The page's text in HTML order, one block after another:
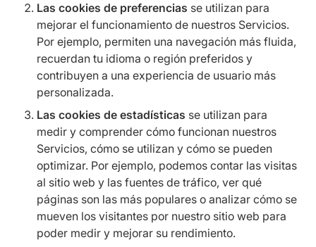
Las cookies de preferencias se utilizan para
mejorar el funcionamiento de nuestros Servicios.
Por ejemplo, permiten una navegación más fluida,
recuerdan tu idioma o región preferidos y
contribuyen a una experiencia de usuario más
personalizada.
Las cookies de estadísticas se utilizan para
medir y comprender cómo funcionan nuestros
Servicios, cómo se utilizan y cómo se pueden
optimizar. Por ejemplo, podemos contar las visitas
al sitio web y las fuentes de tráfico, ver qué
páginas son las más populares o analizar cómo se
mueven los visitantes por nuestro sitio web para
poder medir y mejorar su rendimiento.